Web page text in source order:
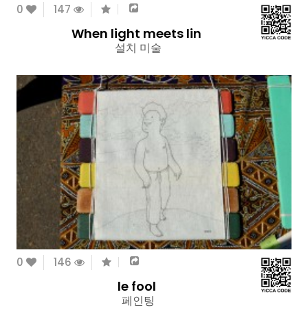
0 147
When light meets lin
설치 미술
0 146
le fool
페인팅